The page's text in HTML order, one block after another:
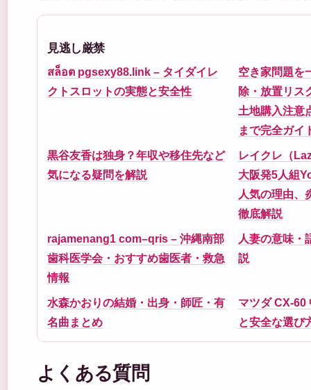
見逃し厳禁
สล็อต pgsexy88.link – タイダイレ
クトスロットの実態と安全性
空き家問題を
除・放置リス
土地購入注意
まで完全ガイ
黒谷友香は独身？年収や移住先など
気になる疑問を解説
レイクレ（
大阪発5人組
人気の理由、
徹底解説
rajamenang1 com–qris – 沖縄南部
歯科医学会・おすすめ歯医者・救急
情報
人妻の意味・
説
水森かおりの結婚・出身・師匠・有
名曲まとめ
マツダ CX-60
と安全な選び
よくある質問